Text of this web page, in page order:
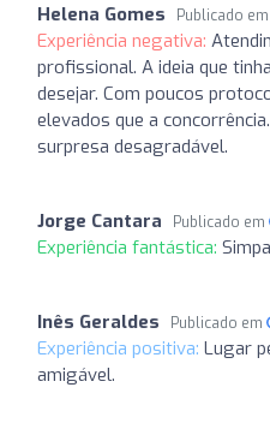
Helena Gomes Publicado em
Experiência negativa:
profissional. A ideia que
desejar. Com poucos
elevados que a
surpresa desagradável.
Jorge Cantara Publicado em
Experiência fantástica:
Inês Geraldes Publicado em
Experiência positiva: Lugar
amigável.